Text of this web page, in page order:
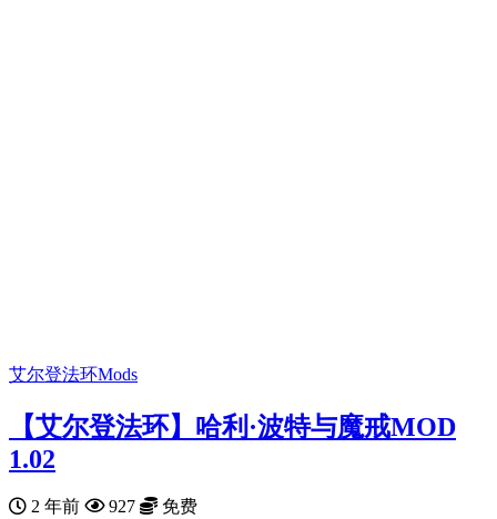
艾尔登法环Mods
【艾尔登法环】哈利·波特与魔戒MOD
1.02
2 年前 927
免费